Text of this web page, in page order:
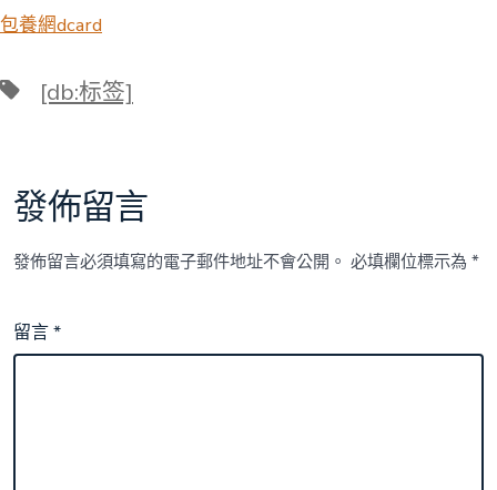
包養網dcard
標 [db:标签]
發佈留言
發佈留言必須填寫的電子郵件地址不會公開。 必填欄位標示為*
留言*